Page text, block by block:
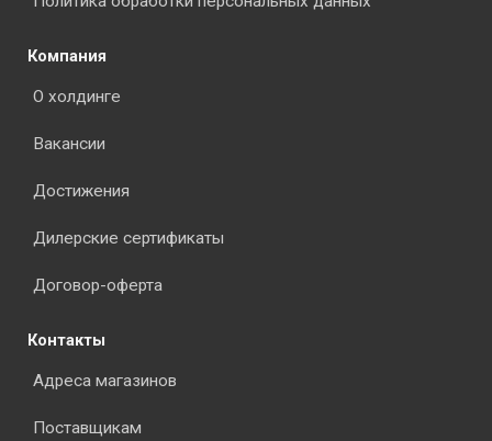
Компания
О холдинге
Вакансии
Достижения
Дилерские сертификаты
Договор-оферта
Контакты
Адреса магазинов
Поставщикам